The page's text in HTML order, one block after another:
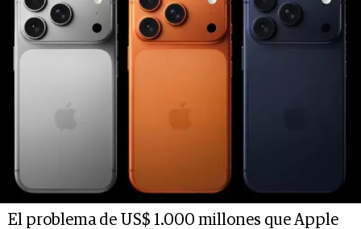
El problema de US$ 1.000 millones que Apple